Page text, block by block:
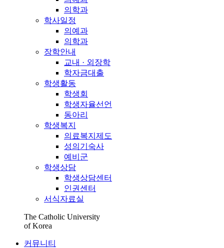
의학과
학사일정
의예과
의학과
장학안내
교내 · 외장학
학자금대출
학생활동
학생회
학생자율선언
동아리
학생복지
의료복지제도
성의기숙사
예비군
학생상담
학생상담센터
인권센터
서식자료실
The Catholic University
of Korea
커뮤니티